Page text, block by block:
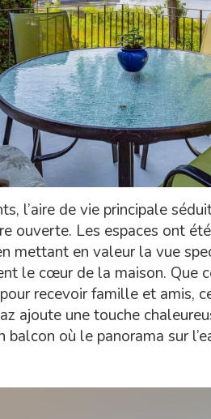
l’aire de vie principale
ouverte. Les espaces ont
mettant en valeur la vue
le cœur de la maison. Que
recevoir famille et amis,
ajoute une touche
balcon où le panorama sur